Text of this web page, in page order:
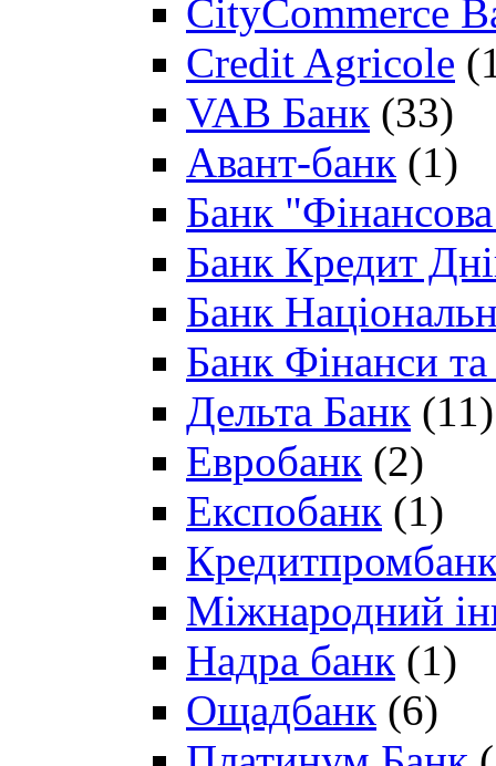
CityCommerce
Credit Agricole
VAB Банк (33)
Авант-банк (1)
Банк "Фінансова
Банк Кредит
Банк
Банк Фінанси
Дельта Банк (11)
Евробанк (2)
Експобанк (1)
Міжнародний
Надра банк (1)
Ощадбанк (6)